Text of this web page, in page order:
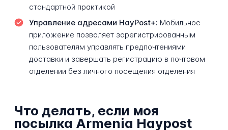
стандартной практикой
Управление адресами HayPost+: Мобильное
приложение позволяет зарегистрированным
пользователям управлять предпочтениями
доставки и завершать регистрацию в почтовом
отделении без личного посещения отделения
Что делать, если моя
посылка Armenia Haypost